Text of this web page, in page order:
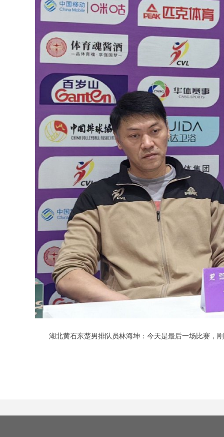
湖北黄石东楚男排队员林海坤：今天是最后一场比赛，刚